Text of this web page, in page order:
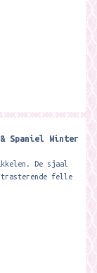
Spaniel Winter
De sjaal
felle